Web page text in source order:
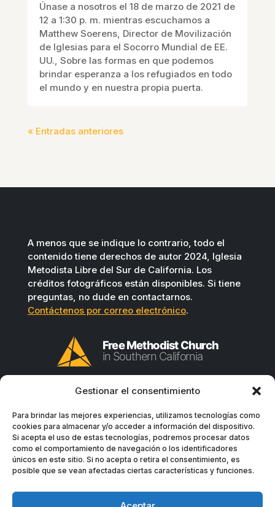
Gestionar el consentimiento
Para brindar las mejores experiencias, utilizamos tecnologías como
cookies para almacenar y/o acceder a información del dispositivo.
Si acepta el uso de estas tecnologías, podremos procesar datos
como el comportamiento de navegación o los identificadores
únicos en este sitio. Si no acepta o retira el consentimiento, es
posible que se vean afectadas ciertas características y funciones.
Únase a nosotros el 18 de marzo de 2021 de
12 a 1:30 p. m. mientras escuchamos a
Matthew Soerens, Director de Movilización
de Iglesias para el Socorro Mundial de EE.
UU., Sobre las formas en que podemos
brindar esperanza a los refugiados en todo
el mundo y en nuestra propia puerta.
« Entradas anteriores
A menos que se indique lo contrario, todo el
contenido tiene derechos de autor 2024, Iglesia
Metodista Libre del Sur de California. Los
créditos fotográficos están disponibles. Si tiene
preguntas, no dude en contactarnos.
Contáctenos por correo electrónico.